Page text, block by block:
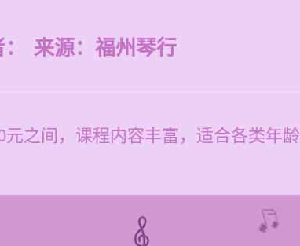
来源： 福州琴行
之间，课程内容丰富，适合各类年龄